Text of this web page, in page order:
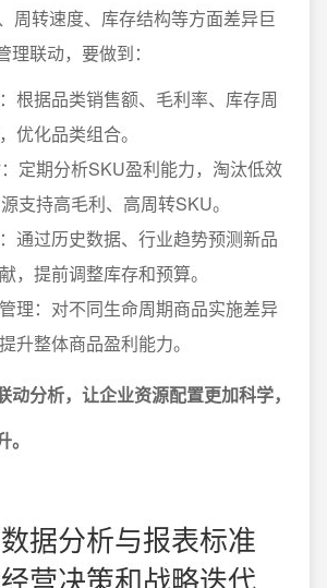
周转速度、库存结构等方面差异巨
联动，要做到：
根据品类销售额、毛利率、库存周
优化品类组合。
定期分析SKU盈利能力，淘汰低效
支持高毛利、高周转SKU。
通过历史数据、行业趋势预测新品
，提前调整库存和预算。
理：对不同生命周期商品实施差异
升整体商品盈利能力。
动分析，让企业资源配置更加科学，
据分析与报表标准
营决策和战略迭代